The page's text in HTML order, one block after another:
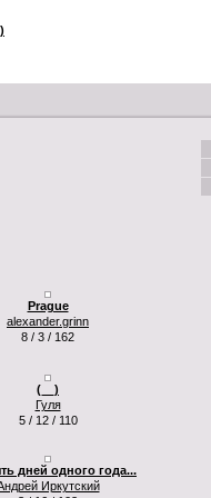
Prague
alexander.grinn
8 / 3 / 162
(__)
Гуля
5 / 12 / 110
дней одного года...
Иркутский